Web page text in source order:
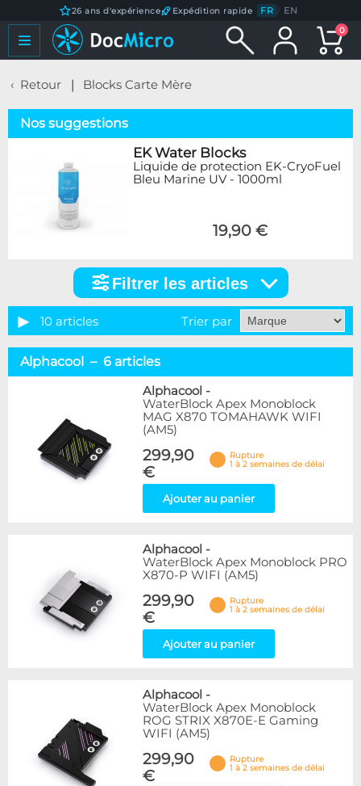
26 ans d'expérience Expédition rapide FR / EN
0
Retour Blocks Carte Mère
Nos suggestions
EK Water Blocks
Liquide de protection EK-CryoFuel
Bleu Marine UV - 1000ml
19,90 €
articles
Marque
Alphacool
4
Disponibilité / Promotions
Articles en stock
Articles en promotions
Filtrer les articles
10 articles Trier par
Alphacool – 6 articles
Alphacool -
WaterBlock Apex Monoblock
MAG X870 TOMAHAWK WIFI
(AM5)
299,90
€
Rupture
1 à 2 semaines de délai
Ajouter au panier
Alphacool -
WaterBlock Apex Monoblock PRO
X870-P WIFI (AM5)
299,90
€
Rupture
1 à 2 semaines de délai
Ajouter au panier
Alphacool -
WaterBlock Apex Monoblock
ROG STRIX X870E-E Gaming
WIFI (AM5)
299,90
€
Rupture
1 à 2 semaines de délai